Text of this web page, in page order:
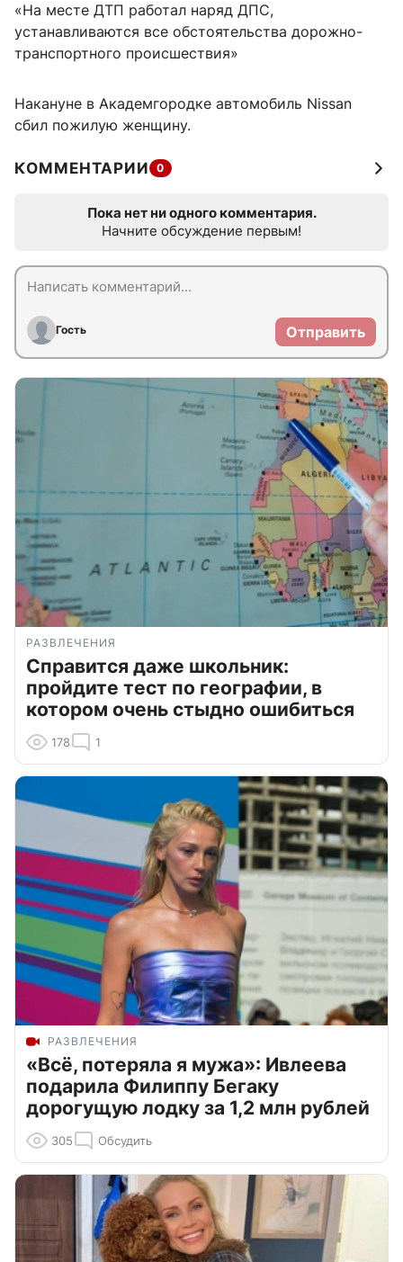
«На месте ДТП работал наряд ДПС,
устанавливаются все обстоятельства дорожно-
транспортного происшествия»
Накануне в Академгородке автомобиль Nissan
сбил пожилую женщину.
КОММЕНТАРИИ 0
Пока нет ни одного комментария.
Начните обсуждение первым!
Гость Отправить
РАЗВЛЕЧЕНИЯ
Справится даже школьник:
пройдите тест по географии, в
котором очень стыдно ошибиться
178 1
РАЗВЛЕЧЕНИЯ
«Всё, потеряла я мужа»: Ивлеева
подарила Филиппу Бегаку
дорогущую лодку за 1,2 млн рублей
305 Обсудить